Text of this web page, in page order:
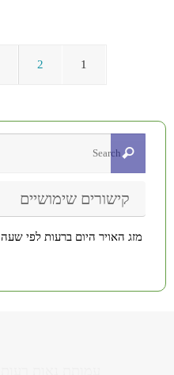
1
2
קישורים שימושיים
מזג האויר היום ברעות לפי שעה וגם